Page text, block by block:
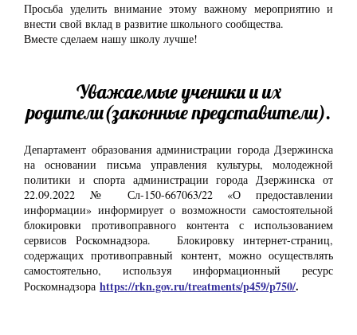
Просьба уделить внимание этому важному мероприятию и
внести свой вклад в развитие школьного сообщества.
Вместе сделаем нашу школу лучше!
Уважаемые ученики и их
родители(законные представители).
Департамент образования администрации города Дзержинска
на основании письма управления культуры, молодежной
политики и спорта администрации города Дзержинска от
22.09.2022 № Сл-150-667063/22 «О предоставлении
информации» информирует о возможности самостоятельной
блокировки противоправного контента с использованием
сервисов Роскомнадзора. Блокировку интернет-страниц,
содержащих противоправный контент, можно осуществлять
самостоятельно, используя информационный ресурс
Роскомнадзора https://rkn.gov.ru/treatments/p459/p750/.